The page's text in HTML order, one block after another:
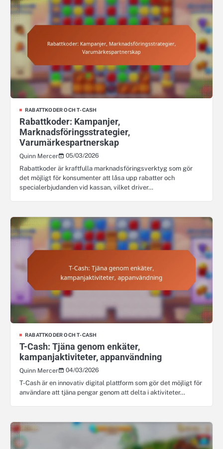
RABATTKODER OCH T-CASH
Rabattkoder: Kampanjer,
Marknadsföringsstrategier,
Varumärkespartnerskap
Quinn Mercer
05/03/2026
Rabattkoder är kraftfulla marknadsföringsverktyg som gör
det möjligt för konsumenter att låsa upp rabatter och
specialerbjudanden vid kassan, vilket driver…
RABATTKODER OCH T-CASH
T-Cash: Tjäna genom enkäter,
kampanjaktiviteter, appanvändning
Quinn Mercer
04/03/2026
T-Cash är en innovativ digital plattform som gör det möjligt för
användare att tjäna pengar genom att delta i aktiviteter…